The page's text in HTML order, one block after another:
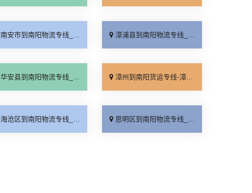
南安市到南阳物流专线_随叫随到「多少公里」 漳浦县到南阳物流专线_省事省心「定点发车」
华安县到南阳物流专线_要几天到「物流拼车」 漳州到南阳货运专线-漳州到南阳物流公司_定点发车「运价查询」
海沧区到南阳物流专线_价位合理「送货上门」 思明区到南阳物流专线_零担配货「运保时效」